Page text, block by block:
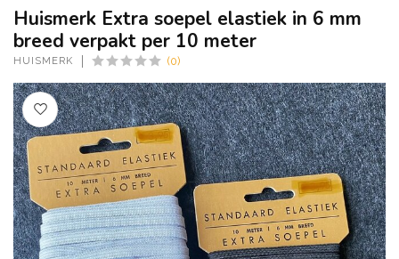
Huismerk Extra soepel elastiek in 6 mm
breed verpakt per 10 meter
HUISMERK (0)